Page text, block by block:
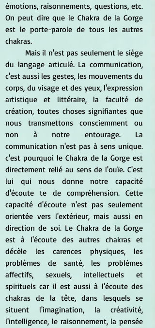
émotions, raisonnements, questions, etc.
On peut dire que le Chakra de la Gorge
est le porte-parole de tous les autres
chakras.
du langage articulé. La communication,
c'est aussi les gestes, les mouvements du
corps, du visage et des yeux, l'expression
artistique et littéraire, la faculté de
création, toutes choses signifiantes que
nous transmettons consciemment ou
non à notre entourage. La
communication n'est pas à sens unique.
c'est pourquoi le Chakra de la Gorge est
directement relié au sens de l'ouïe. C'est
lui qui nous donne notre capacité
d'écoute te de compréhension. Cette
capacité d'écoute n'est pas seulement
orientée vers l'extérieur, mais aussi en
direction de soi. Le Chakra de la Gorge
est à l'écoute des autres chakras et
décèle les carences physiques, les
problèmes de santé, les problèmes
affectifs, sexuels, intellectuels et
spirituels car il est aussi à l'écoute des
chakras de la tête, dans lesquels se
situent l'imagination, la créativité,
l'intelligence, le raisonnement, la pensée